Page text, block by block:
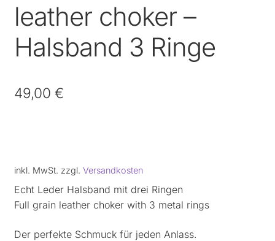
leather choker –
Halsband 3 Ringe
49,00 €
inkl. MwSt. zzgl. Versandkosten
Echt Leder Halsband mit drei Ringen
Full grain leather choker with 3 metal rings
Der perfekte Schmuck für jeden Anlass.